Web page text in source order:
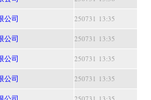
公司 250731 13:35
公司 250731 13:35
公司 250731 13:35
公司 250731 13:35